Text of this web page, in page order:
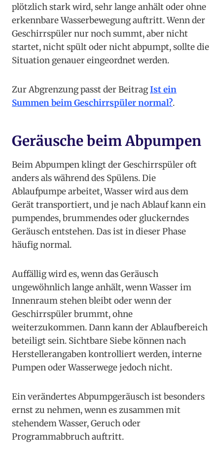
plötzlich stark wird, sehr lange anhält oder ohne
erkennbare Wasserbewegung auftritt. Wenn der
Geschirrspüler nur noch summt, aber nicht
startet, nicht spült oder nicht abpumpt, sollte die
Situation genauer eingeordnet werden.
Zur Abgrenzung passt der BeitragIst ein
Summen beim Geschirrspüler normal?.
Geräusche beim Abpumpen
Beim Abpumpen klingt der Geschirrspüler oft
anders als während des Spülens. Die
Ablaufpumpe arbeitet, Wasser wird aus dem
Gerät transportiert, und je nach Ablauf kann ein
pumpendes, brummendes oder gluckerndes
Geräusch entstehen. Das ist in dieser Phase
häufig normal.
Auffällig wird es, wenn das Geräusch
ungewöhnlich lange anhält, wenn Wasser im
Innenraum stehen bleibt oder wenn der
Geschirrspüler brummt, ohne
weiterzukommen. Dann kann der Ablaufbereich
beteiligt sein. Sichtbare Siebe können nach
Herstellerangaben kontrolliert werden, interne
Pumpen oder Wasserwege jedoch nicht.
Ein verändertes Abpumpgeräusch ist besonders
ernst zu nehmen, wenn es zusammen mit
stehendem Wasser, Geruch oder
Programmabbruch auftritt.